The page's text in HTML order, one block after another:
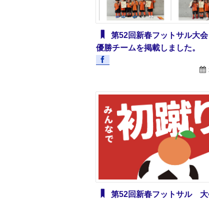
第52回新春フットサル大
優勝チームを掲載しました。
第52回新春フットサル 大